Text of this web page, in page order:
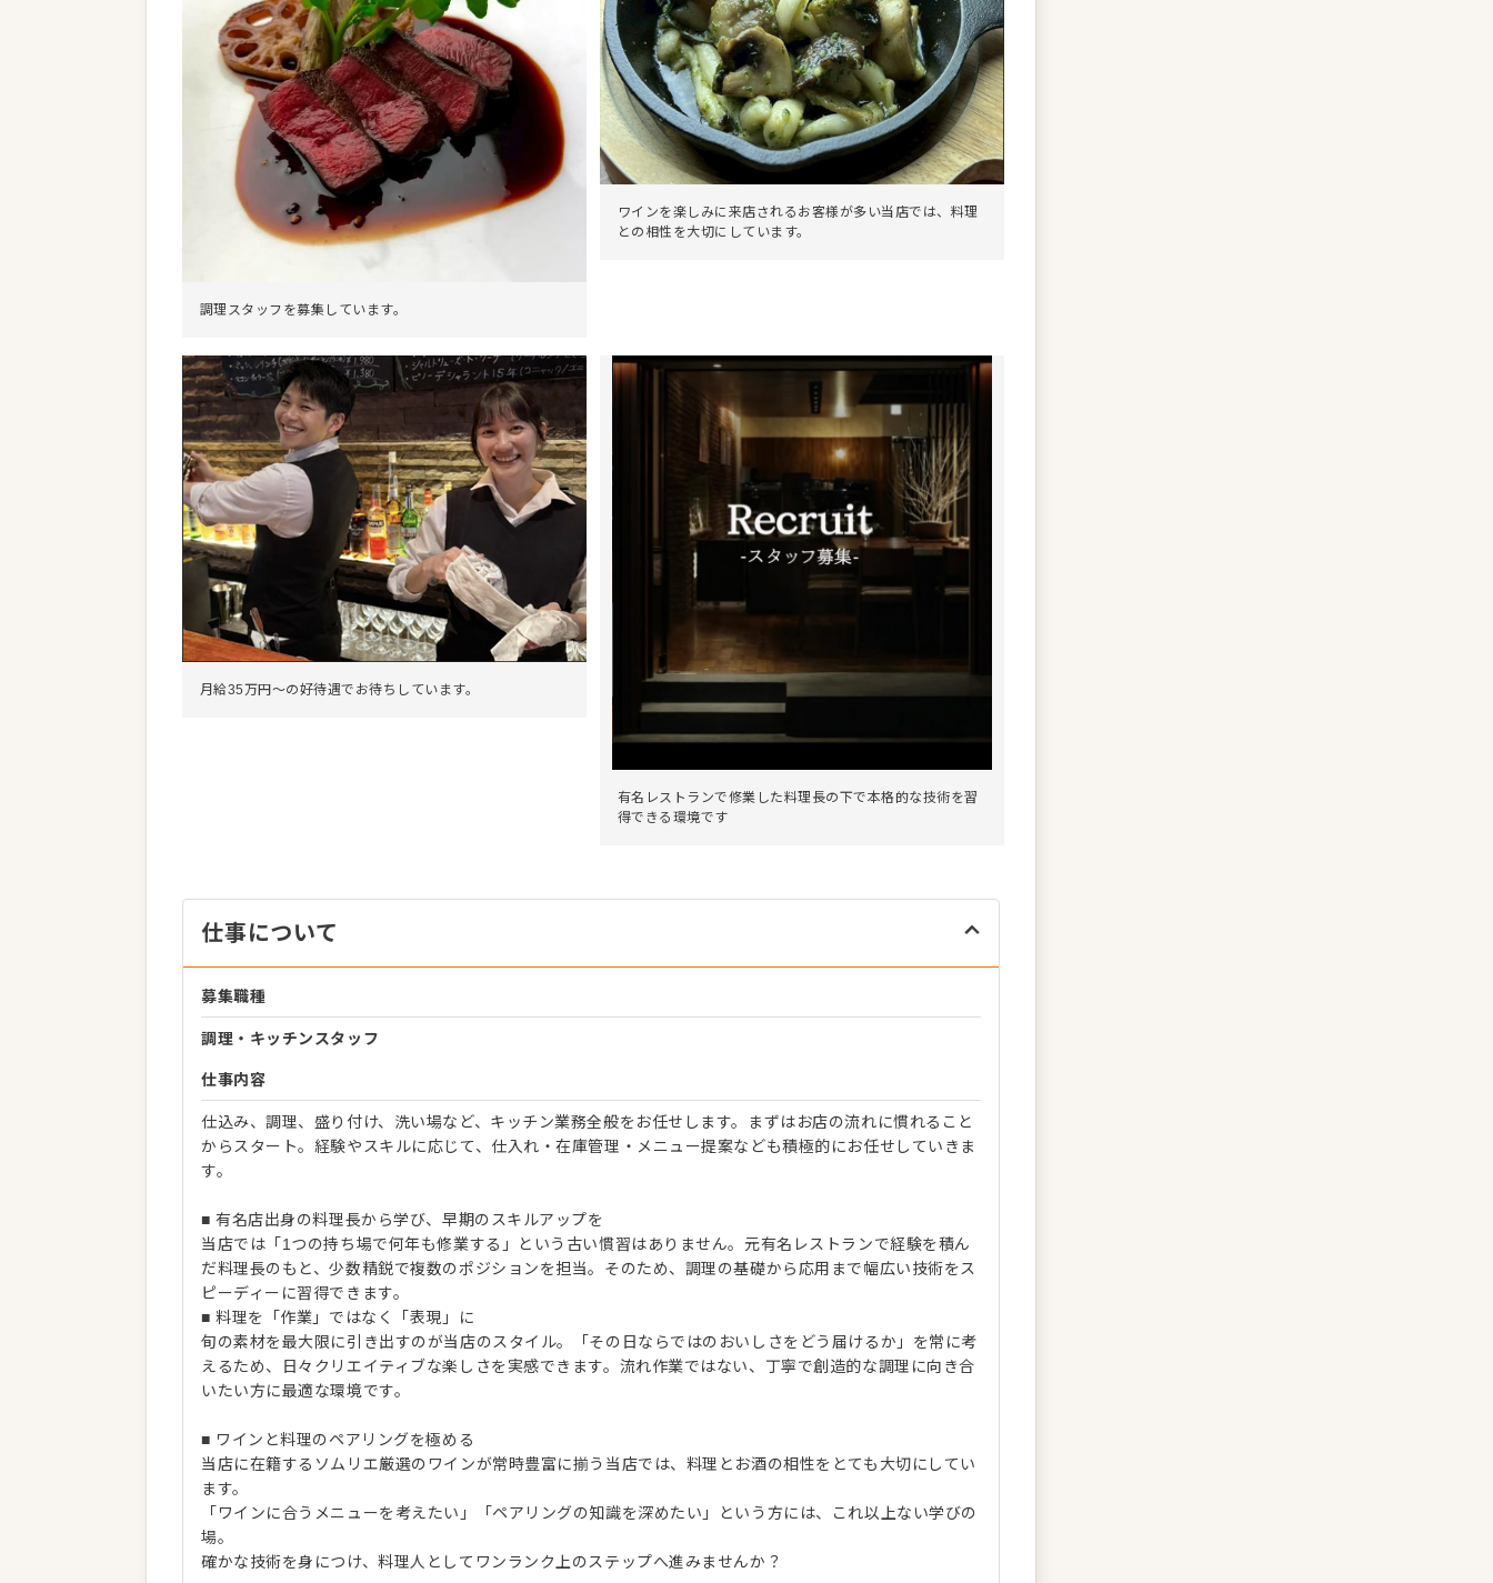
調理スタッフを募集しています。
ワインを楽しみに来店されるお客様が多い当店では、料理
との相性を大切にしています。
月給35万円～の好待遇でお待ちしています。
有名レストランで修業した料理長の下で本格的な技術を習
得できる環境です
仕事について
募集職種
調理・キッチンスタッフ
仕事内容
仕込み、調理、盛り付け、洗い場など、キッチン業務全般をお任せします。まずはお店の流れに慣れること
からスタート。経験やスキルに応じて、仕入れ・在庫管理・メニュー提案なども積極的にお任せしていきま
す。
■ 有名店出身の料理長から学び、早期のスキルアップを
当店では「1つの持ち場で何年も修業する」という古い慣習はありません。元有名レストランで経験を積ん
だ料理長のもと、少数精鋭で複数のポジションを担当。そのため、調理の基礎から応用まで幅広い技術をス
ピーディーに習得できます。
■ 料理を「作業」ではなく「表現」に
旬の素材を最大限に引き出すのが当店のスタイル。「その日ならではのおいしさをどう届けるか」を常に考
えるため、日々クリエイティブな楽しさを実感できます。流れ作業ではない、丁寧で創造的な調理に向き合
いたい方に最適な環境です。
■ ワインと料理のペアリングを極める
当店に在籍するソムリエ厳選のワインが常時豊富に揃う当店では、料理とお酒の相性をとても大切にしてい
ます。
「ワインに合うメニューを考えたい」「ペアリングの知識を深めたい」という方には、これ以上ない学びの
場。
確かな技術を身につけ、料理人としてワンランク上のステップへ進みませんか？